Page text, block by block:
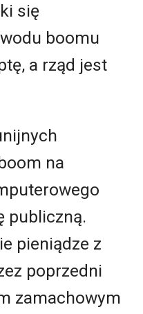
się
boomu
a rząd jest
na
publiczną.
pieniądze z
poprzedni
zamachowym